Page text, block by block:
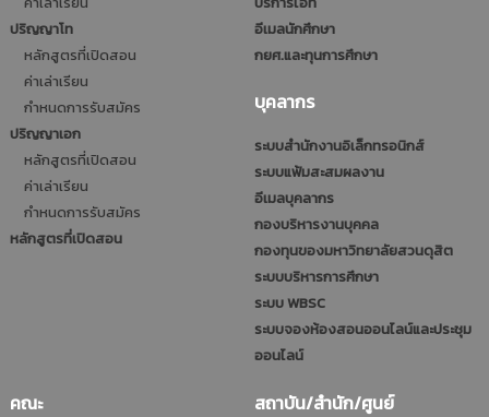
ปริญญาโท
หลักสูตรที่เปิดสอน
ค่าเล่าเรียน
กำหนดการรับสมัคร
ปริญญาเอก
หลักสูตรที่เปิดสอน
ค่าเล่าเรียน
กำหนดการรับสมัคร
หลักสูตรที่เปิดสอน
อีเมลนักศึกษา
กยศ.และทุนการศึกษา
บุคลากร
ระบบสำนักงานอิเล็กทรอนิกส์
ระบบแฟ้มสะสมผลงาน
อีเมลบุคลากร
กองบริหารงานบุคคล
กองทุนของมหาวิทยาลัยสวนดุสิต
ระบบบริหารการศึกษา
ระบบ WBSC
ระบบจองห้องสอนออนไลน์และประชุม
ออนไลน์
คณะ สถาบัน/สำนัก/ศูนย์